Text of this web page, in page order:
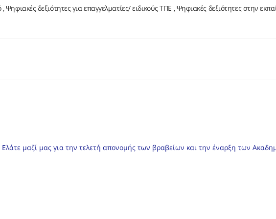
Ψηφιακές δεξιότητες για επαγγελματίες/ ειδικούς ΤΠΕ Ψηφιακές δεξιότητες στην
Ελάτε μαζί μας για την τελετή απονομής των βραβείων και την έναρξη των